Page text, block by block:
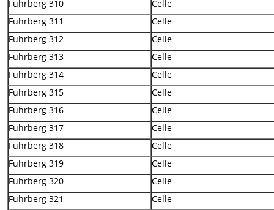
Fuhrberg 310
Celle
Fuhrberg 311
Celle
Fuhrberg 312
Celle
Fuhrberg 313
Celle
Fuhrberg 314
Celle
Fuhrberg 315
Celle
Fuhrberg 316
Celle
Fuhrberg 317
Celle
Fuhrberg 318
Celle
Fuhrberg 319
Celle
Fuhrberg 320
Celle
Fuhrberg 321
Celle